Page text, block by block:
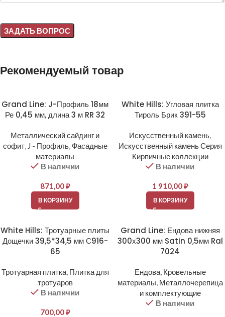
Рекомендуемый товар
Grand Line: J-Профиль 18мм
Ре 0,45 мм, длина 3 м RR 32
Металлический сайдинг и
софит, J - Профиль, Фасадные
материалы
В наличии
871,00₽
В КОРЗИНУ
White Hills: Угловая плитка
Тироль Брик 391-55
Искусственный камень,
Искусственный камень Серия
Кирпичные коллекции
В наличии
1 910,00₽
В КОРЗИНУ
White Hills: Тротуарные плиты
Дощечки 39,5*34,5 мм С916-
65
Тротуарная плитка, Плитка для
тротуаров
В наличии
700,00₽
Grand Line: Ендова нижняя
300х300 мм Satin 0,5мм Ral
7024
Ендова, Кровельные
материалы, Металлочерепица
и комплектующие
В наличии